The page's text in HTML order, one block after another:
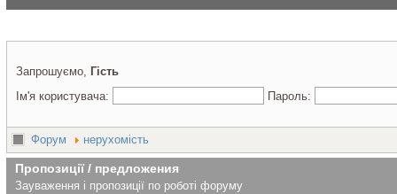
Запрошуємо, Гість
Ім'я користувача:
Пароль:
Форум нерухомість
Пропозиції / предложения
Зауваження і пропозиції по роботі форуму